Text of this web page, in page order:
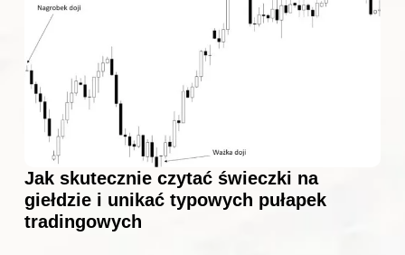
Jak skutecznie czytać świeczki na
giełdzie i unikać typowych pułapek
tradingowych